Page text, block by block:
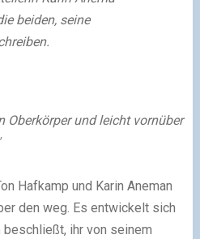
beiden, seine
Oberkörper und leicht vornüber
Hafkamp und Karin Aneman
den weg. Es entwickelt sich
ihr von seinem